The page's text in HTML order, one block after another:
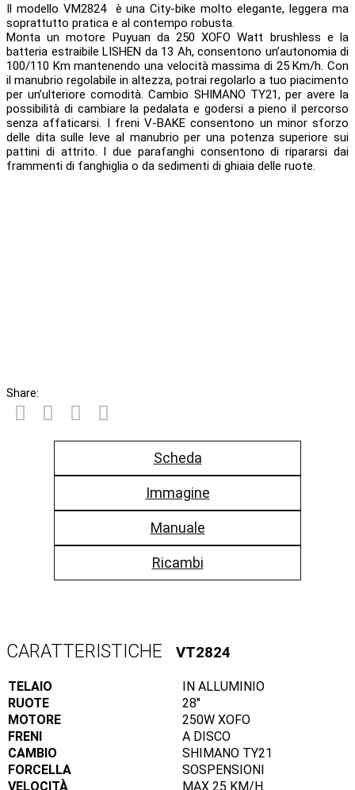
Il modello VM2824 è una City-bike molto elegante, leggera ma
soprattutto pratica e al contempo robusta.
Monta un motore Puyuan da 250 XOFO Watt brushless e la
batteria estraibile LISHEN da 13 Ah, consentono un’autonomia di
100/110 Km mantenendo una velocità massima di 25 Km/h. Con
il manubrio regolabile in altezza, potrai regolarlo a tuo piacimento
per un’ulteriore comodità. Cambio SHIMANO TY21, per avere la
possibilità di cambiare la pedalata e godersi a pieno il percorso
senza affaticarsi. I freni V-BAKE consentono un minor sforzo
delle dita sulle leve al manubrio per una potenza superiore sui
pattini di attrito. I due parafanghi consentono di ripararsi dai
frammenti di fanghiglia o da sedimenti di ghiaia delle ruote.
Share:
Scheda
Immagine
Manuale
Ricambi
CARATTERISTICHE VT2824
TELAIO
IN ALLUMINIO
RUOTE
28″
MOTORE
250W XOFO
FRENI
A DISCO
CAMBIO
SHIMANO TY21
FORCELLA
SOSPENSIONI
VELOCITÀ
MAX 25 KM/H